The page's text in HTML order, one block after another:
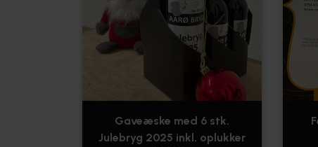
Gaveæske med 6 stk.
Julebryg 2025 inkl. oplukker